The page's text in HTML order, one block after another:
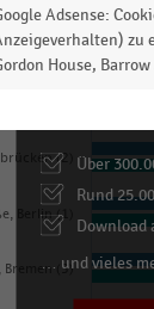
(2)
(1)
Berlin (1)
Berlin (1)
Bremen (3)
Über
Rund
Download
… und vieles
Adsense:
zu
House,